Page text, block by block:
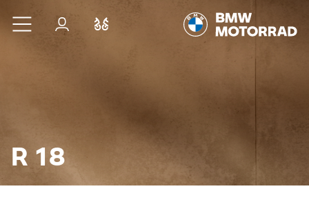
Sari la conținutul principal
Autentificare
R 18